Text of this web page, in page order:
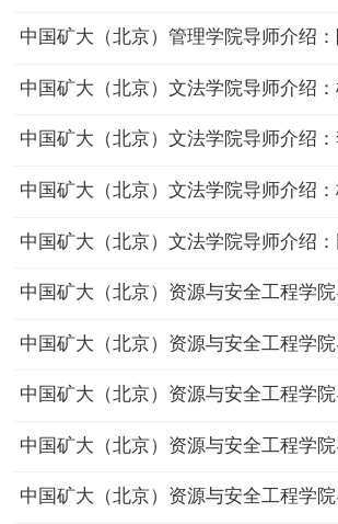
中国矿大（北京）管理学院导师介绍
中国矿大（北京）文法学院导师介绍
中国矿大（北京）文法学院导师介绍
中国矿大（北京）文法学院导师介绍
中国矿大（北京）文法学院导师介绍